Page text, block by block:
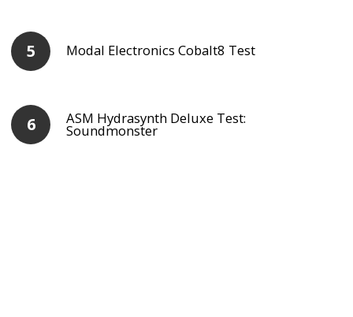
Modal Electronics Cobalt8 Test
ASM Hydrasynth Deluxe Test:
Soundmonster